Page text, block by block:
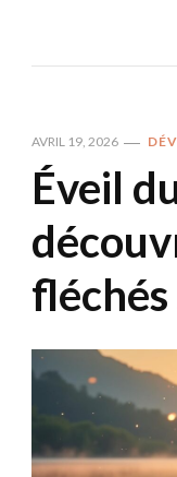
AVRIL 19, 2026
Éveil